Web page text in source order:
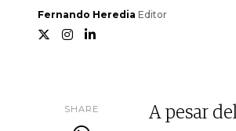
Fernando Heredia Editor
SHARE
A pesar